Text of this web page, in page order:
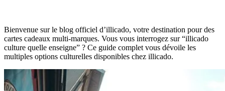
Bienvenue sur le blog officiel d’illicado, votre destination pour des
cartes cadeaux multi-marques. Vous vous interrogez sur “illicado
culture quelle enseigne” ? Ce guide complet vous dévoile les
multiples options culturelles disponibles chez illicado.